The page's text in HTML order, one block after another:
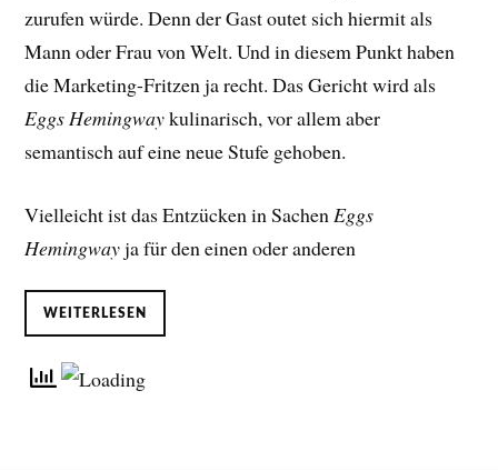
zurufen würde. Denn der Gast outet sich hiermit als
Mann oder Frau von Welt. Und in diesem Punkt haben
die Marketing-Fritzen ja recht. Das Gericht wird als
Eggs Hemingwaykulinarisch, vor allem aber
semantisch auf eine neue Stufe gehoben.
Vielleicht ist das Entzücken in Sachen Eggs
Hemingwayja für den einen oder anderen
WEITERLESEN